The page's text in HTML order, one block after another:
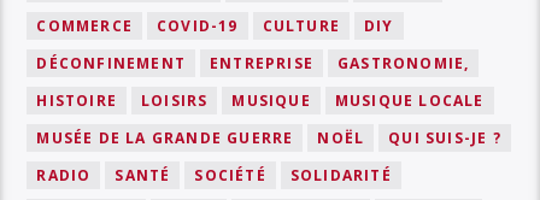
COMMERCE
COVID-19 CULTURE
DIY
DÉCONFINEMENT
ENTREPRISE
GASTRONOMIE,
HISTOIRE
LOISIRS MUSIQUE
MUSIQUE LOCALE
MUSÉE DE LA GRANDE GUERRE
NOËL
QUI SUIS-JE ?
RADIO
SANTÉ SOCIÉTÉ
SOLIDARITÉ